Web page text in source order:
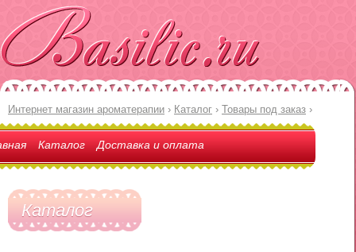
Интернет магазин ароматерапии › Каталог › Товары под заказ ›
Каталог Доставка и оплата
Каталог